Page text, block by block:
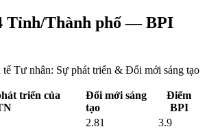
Tỉnh/Thành phố — BPI
Tư nhân: Sự phát triển & Đổi mới sáng tạo
triển của
Đổi mới sáng
tạo
Điểm
BPI
2.81
3.9